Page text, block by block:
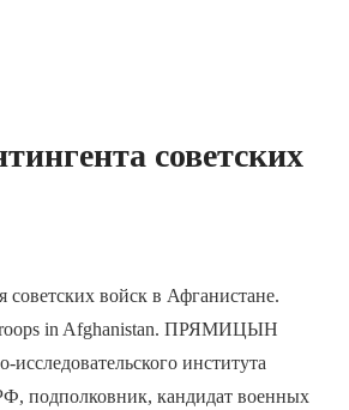
советских
советских войск в Афганистане.
troops in Afghanistan. ПРЯМИЦЫН
института
подполковник, кандидат военных